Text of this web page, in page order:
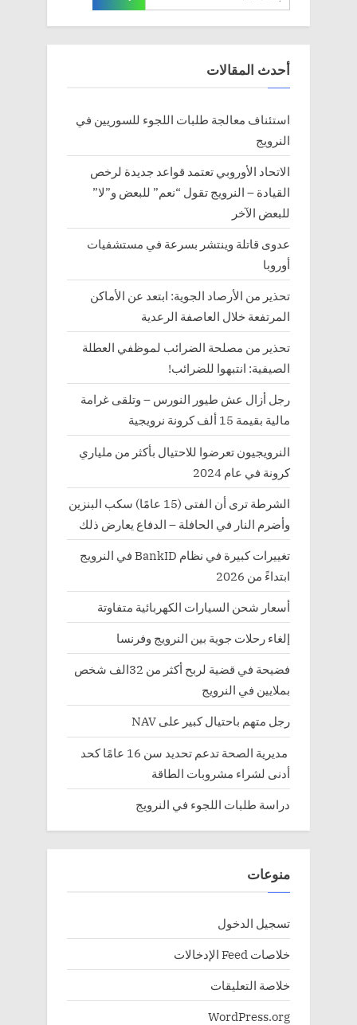
عن:
أحدث المقالات
استئناف معالجة طلبات اللجوء للسوريين في
النرويج
الاتحاد الأوروبي تعتمد قواعد جديدة لرخص
القيادة – النرويج تقول “نعم” للبعض و”لا”
للبعض الآخر
عدوى قاتلة وينتشر بسرعة في مستشفيات
أوروبا
تحذير من الأرصاد الجوية: ابتعد عن الأماكن
المرتفعة خلال العاصفة الرعدية
تحذير من مصلحة الضرائب لموظفي العطلة
الصيفية: انتبهوا للضرائب!
رجل أزال عش طيور النورس – وتلقى غرامة
مالية بقيمة 15 ألف كرونة نرويجية
النرويجيون تعرضوا للاحتيال بأكثر من ملياري
كرونة في عام 2024
الشرطة ترى أن الفتى (15 عامًا) سكب البنزين
وأضرم النار في الحافلة – الدفاع يعارض ذلك
تغييرات كبيرة في نظام BankID في النرويج
ابتداءً من 2026
أسعار شحن السيارات الكهربائية متفاوتة
إلغاء رحلات جوية بين النرويج وفرنسا
فضيحة في قضية لربح أكثر من 32الف شخص
بملايين في النرويج
رجل متهم باحتيال كبير على NAV
مديرية الصحة تدعم تحديد سن 16 عامًا كحد
أدنى لشراء مشروبات الطاقة
دراسة طلبات اللجوء في النرويج
منوعات
تسجيل الدخول
خلاصات Feed الإدخالات
خلاصة التعليقات
WordPress.org